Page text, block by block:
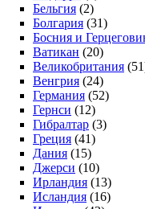
Бельгия (2)
Болгария (31)
Босния и
Ватикан (20)
Великобритания
Венгрия (24)
Германия (52)
Гернси (12)
Гибралтар (3)
Греция (41)
Дания (15)
Джерси (10)
Ирландия (13)
Исландия (16)